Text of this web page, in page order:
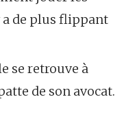
a de plus flippant
se retrouve à
de son avocat.